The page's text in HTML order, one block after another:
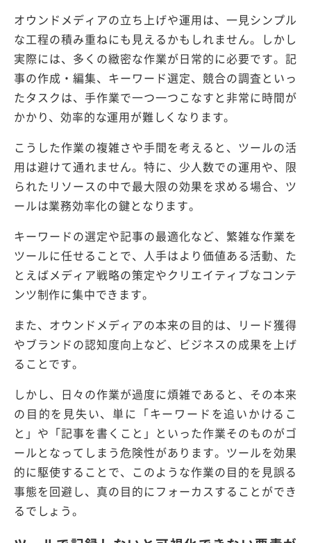
オウンドメディアの立ち上げや運用は、一見シンプル
な工程の積み重ねにも見えるかもしれません。しかし
実際には、多くの緻密な作業が日常的に必要です。記
事の作成・編集、キーワード選定、競合の調査といっ
たタスクは、手作業で一つ一つこなすと非常に時間が
かかり、効率的な運用が難しくなります。
こうした作業の複雑さや手間を考えると、ツールの活
用は避けて通れません。特に、少人数での運用や、限
られたリソースの中で最大限の効果を求める場合、ツ
ールは業務効率化の鍵となります。
キーワードの選定や記事の最適化など、繁雑な作業を
ツールに任せることで、人手はより価値ある活動、た
とえばメディア戦略の策定やクリエイティブなコンテ
ンツ制作に集中できます。
また、オウンドメディアの本来の目的は、リード獲得
やブランドの認知度向上など、ビジネスの成果を上げ
ることです。
しかし、日々の作業が過度に煩雑であると、その本来
の目的を見失い、単に「キーワードを追いかけるこ
と」や「記事を書くこと」といった作業そのものがゴ
ールとなってしまう危険性があります。ツールを効果
的に駆使することで、このような作業の目的を見誤る
事態を回避し、真の目的にフォーカスすることができ
るでしょう。